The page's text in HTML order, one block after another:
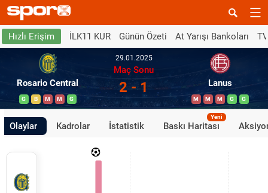
Hızlı Erişim İLK11 KUR Günün Özeti At Yarışı Bankoları
Rosario Central
G B M M G
29.01.2025
Maç Sonu
2 - 1 Lanus
M M M G G
Olaylar Kadrolar İstatistik Baskı Haritası
Yeni